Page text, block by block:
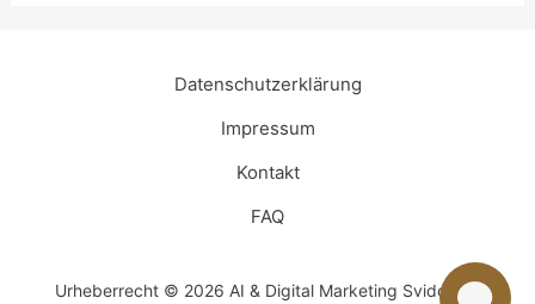
Datenschutzerklärung
Impressum
Kontakt
FAQ
Urheberrecht © 2026 AI & Digital Marketing Svidowski